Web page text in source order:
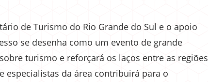
de Turismo do Rio Grande do Sul e o apoio
se desenha como um evento de grande
turismo e reforçará os laços entre as regiões
especialistas da área contribuirá para o